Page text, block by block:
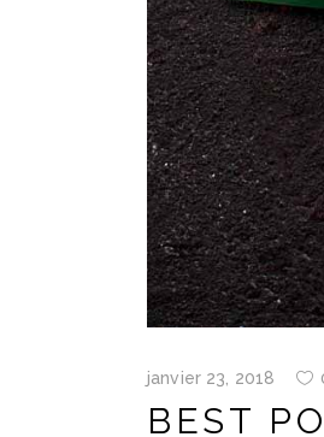
janvier 23, 2018
BEST